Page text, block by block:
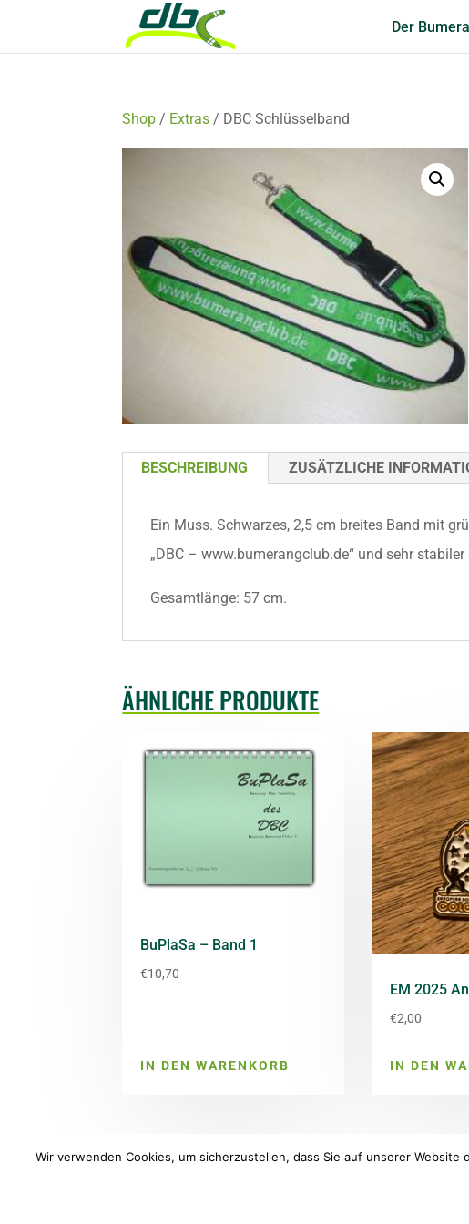
Der
Shop / Extras / DBC Schlüsselband
BESCHREIBUNG ZUSÄTZLICHE
Ein Muss. Schwarzes, 2,5 cm breites Band mit
„DBC – www.bumerangclub.de“ und sehr
Gesamtlänge: 57 cm.
ÄHNLICHE PRODUKTE
BuPlaSa – Band 1
€10,70
IN DEN WARENKORB
EM 2025
€2,00
IN DEN
Wir verwenden Cookies, um sicherzustellen, dass Sie auf unserer